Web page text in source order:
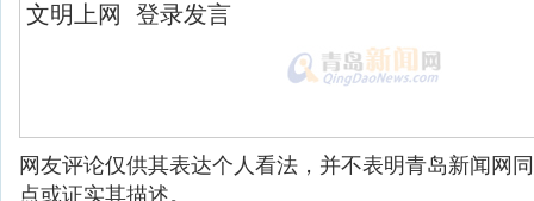
网友评论仅供其表达个人看法，并不表明青岛新闻网
点或证实其描述。